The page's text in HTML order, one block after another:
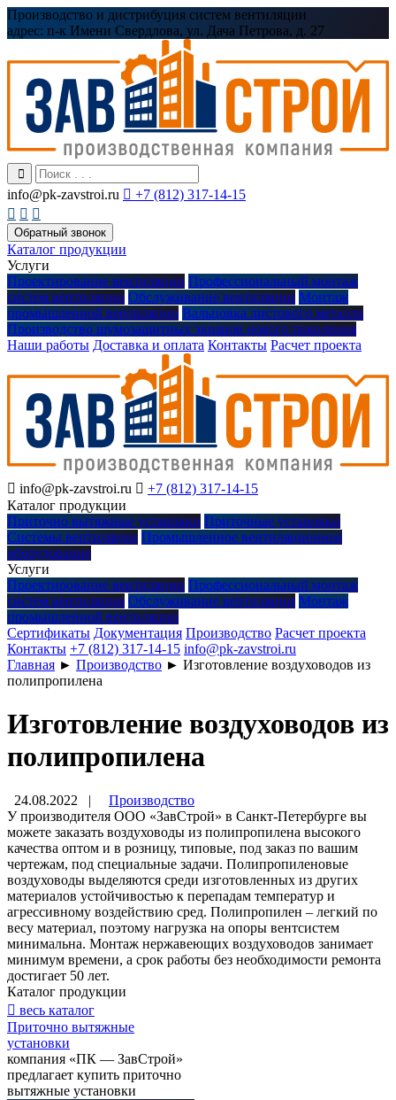
Производство и дистрибуция систем вентиляции
адрес: п-к Имени Свердлова, ул. Дача Петрова, д. 27
info@pk-zavstroi.ru  +7 (812) 317-14-15
  
Обратный звонок
Каталог продукции
Услуги
Проектирование вентиляции Профессиональный монтаж
систем вентиляции Обслуживание вентиляции Монтаж
промышленной вентиляции Вальцовка листового металла
Производство шумозащитных экранов нового поколения
Наши работы Доставка и оплата Контакты Расчет проекта
 info@pk-zavstroi.ru  +7 (812) 317-14-15
Каталог продукции
Приточно вытяжные установки Приточные установки
Системы вентиляции Промышленное вентиляционное
оборудование
Услуги
Проектирование вентиляции Профессиональный монтаж
систем вентиляции Обслуживание вентиляции Монтаж
промышленной вентиляции
Сертификаты Документация Производство Расчет проекта
Контакты +7 (812) 317-14-15 info@pk-zavstroi.ru
Главная ► Производство ► Изготовление воздуховодов из
полипропилена
Изготовление воздуховодов из
полипропилена
24.08.2022 |
Производство
У производителя ООО «ЗавСтрой» в Санкт-Петербурге вы
можете заказать воздуховоды из полипропилена высокого
качества оптом и в розницу, типовые, под заказ по вашим
чертежам, под специальные задачи. Полипропиленовые
воздуховоды выделяются среди изготовленных из других
материалов устойчивостью к перепадам температур и
агрессивному воздействию сред. Полипропилен – легкий по
весу материал, поэтому нагрузка на опоры вентсистем
минимальна. Монтаж нержавеющих воздуховодов занимает
минимум времени, а срок работы без необходимости ремонта
достигает 50 лет.
Каталог продукции
 весь каталог
Приточно вытяжные
установки
компания «ПК — ЗавСтрой»
предлагает купить приточно
вытяжные установки